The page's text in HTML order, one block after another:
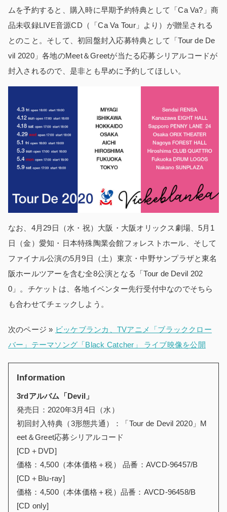
ムを予約すると、購入時に早期予約特典として「Ca Va?」商
品未収録LIVE音源CD（「Ca Va Tour」より）が贈呈される
とのこと。そして、初回盤封入応募特典として「Tour de De
vil 2020」各地のMeet＆Greetが当たる応募シリアルコードが
封入されるので、是非とも早めに予約してほしい。
なお、4月29日（水・祝）大阪・大阪オリックス劇場、5月1
日（金）愛知・日本特殊陶業会館フォレストホール、そして
ファイナル公演の5月9日（土）東京・中野サンプラザと東名
阪ホールツアーを含む全8公演となる「Tour de Devil 202
0」。チケットは、各地イベンター先行受付中なのでそちら
も合わせてチェックしよう。
次のページ » ビッケブランカ、TVアニメ「ブラッククロー
バー」テーマソング「Black Catcher」 ライブ映像を公開
Information
3rdアルバム「Devil」
発売日：2020年3月4日（水）
初回封入特典（3形態共通）：「Tour de Devil 2020」M
eet＆Greet応募シリアルコード
[CD＋DVD]
価格：4,500（本体価格＋税） 品番：AVCD-96457/B
[CD＋Blu-ray]
価格：4,500（本体価格＋税）品番：AVCD-96458/B
[CD only]